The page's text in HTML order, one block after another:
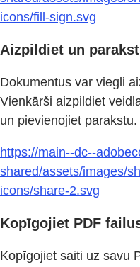
icons/fill-sign.svg
Aizpildiet un
Dokumentus var viegli
Vienkārši aizpildiet
un pievienojiet parakstu.
https://main--dc--
shared/assets/images/
icons/share-2.svg
Kopīgojiet PDF
Kopīgojiet saiti uz savu